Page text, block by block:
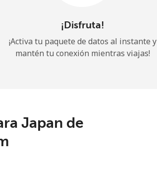
¡Disfruta!
¡Activa tu paquete de datos al instante y
mantén tu conexión mientras viajas!
Japan de